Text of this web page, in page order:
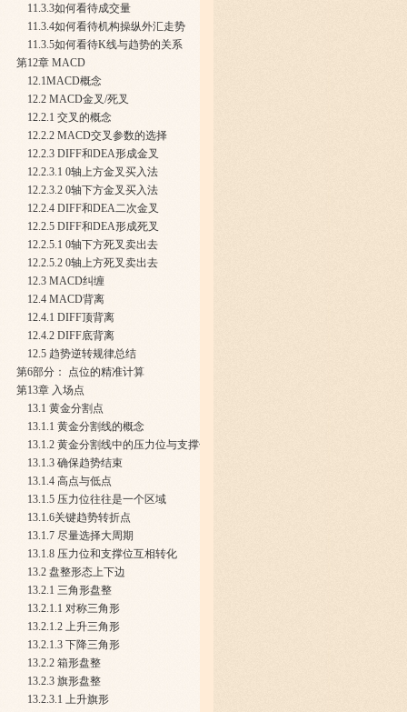
11.3.3如何看待成交量
11.3.4如何看待机构操纵外汇走势
11.3.5如何看待K线与趋势的关系
第12章 MACD
12.1MACD概念
12.2 MACD金叉/死叉
12.2.1 交叉的概念
12.2.2 MACD交叉参数的选择
12.2.3 DIFF和DEA形成金叉
12.2.3.1 0轴上方金叉买入法
12.2.3.2 0轴下方金叉买入法
12.2.4 DIFF和DEA二次金叉
12.2.5 DIFF和DEA形成死叉
12.2.5.1 0轴下方死叉卖出去
12.2.5.2 0轴上方死叉卖出去
12.3 MACD纠缠
12.4 MACD背离
12.4.1 DIFF顶背离
12.4.2 DIFF底背离
12.5 趋势逆转规律总结
第6部分： 点位的精准计算
第13章 入场点
13.1 黄金分割点
13.1.1 黄金分割线的概念
13.1.2 黄金分割线中的压力位与支撑位
13.1.3 确保趋势结束
13.1.4 高点与低点
13.1.5 压力位往往是一个区域
13.1.6关键趋势转折点
13.1.7 尽量选择大周期
13.1.8 压力位和支撑位互相转化
13.2 盘整形态上下边
13.2.1 三角形盘整
13.2.1.1 对称三角形
13.2.1.2 上升三角形
13.2.1.3 下降三角形
13.2.2 箱形盘整
13.2.3 旗形盘整
13.2.3.1 上升旗形